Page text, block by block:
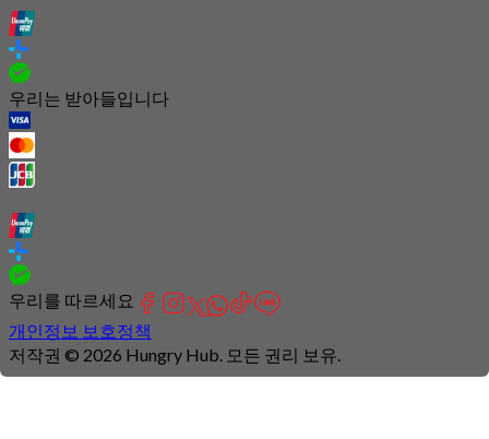
우리는 받아들입니다
우리를 따르세요
개인정보 보호정책
저작권 © 2026 Hungry Hub. 모든 권리 보유.
Connection